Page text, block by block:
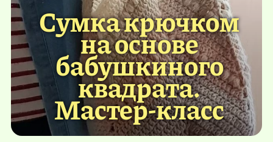
Сумка крючком
на основе
бабушкиного
квадрата.
Мастер-класс